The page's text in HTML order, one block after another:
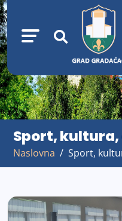
Sport,
Naslovna Sport,